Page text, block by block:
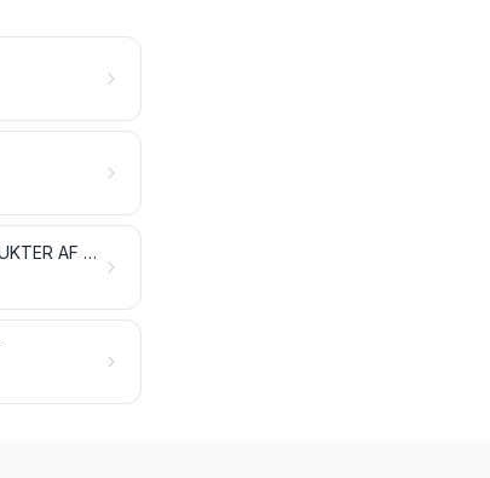
MÆLK OG MEJERIPRODUKTER; FUGLEÆG; NATURLIG HONNING; SPISELIGE PRODUKTER AF ANIMALSK OPRINDELSE, IKKE ANDETSTEDS TARIFERET